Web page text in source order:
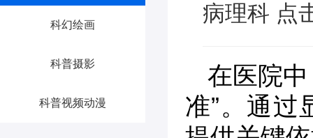
科幻绘画
科普摄影
科普视频动漫
病理科 点
在医院
准”。通过